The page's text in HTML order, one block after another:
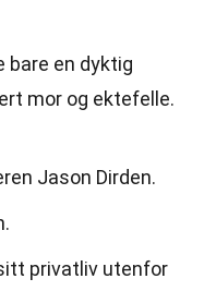
bare en dyktig
mor og ektefelle.
Jason Dirden.
privatliv utenfor